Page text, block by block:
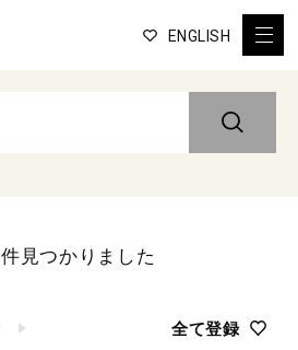
ENGLISH
全て登録
件見つかりました